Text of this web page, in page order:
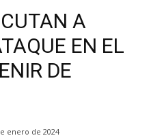
A
EN EL
DE
enero de 2024